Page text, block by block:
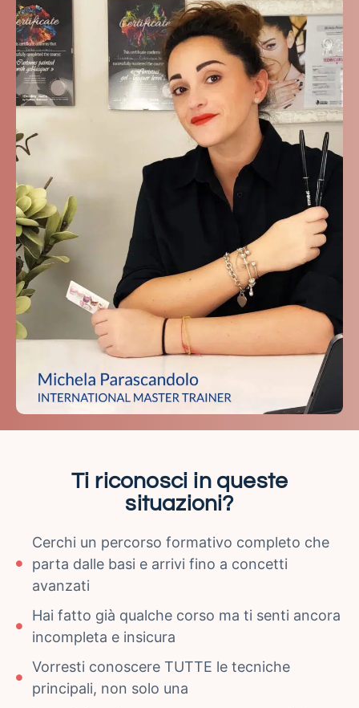
Ti riconosci in queste
situazioni?
Cerchi un percorso formativo completo che
parta dalle basi e arrivi fino a concetti
avanzati
Hai fatto già qualche corso ma ti senti ancora
incompleta e insicura
Vorresti conoscere TUTTE le tecniche
principali, non solo una